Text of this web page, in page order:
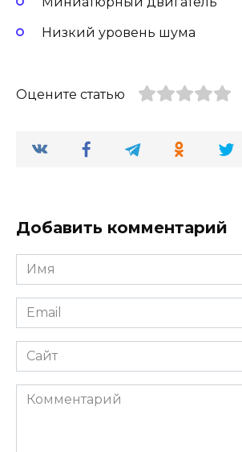
Низкий уровень шума
Оцените статью
Добавить комментарий
Имя
Email
Сайт
Комментарий